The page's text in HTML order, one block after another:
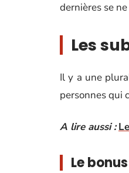
dernières se
Les
Il y a une
personnes qui
A lire aussi :
Le